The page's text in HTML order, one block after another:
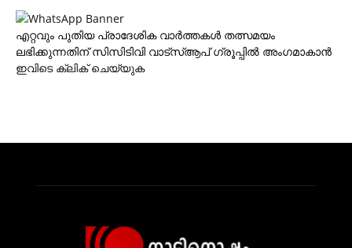
എറ്റവും പുതിയ പ്രാദേശിക വാര്‍ത്തകള്‍ തത്സമയം
ലഭിക്കുന്നതിന് സിസിടിവി വാട്‌സ്ആപ് ഗ്രൂപ്പില്‍ അംഗമാകാന്‍
ഇവിടെ ക്ലിക് ചെയ്യുക